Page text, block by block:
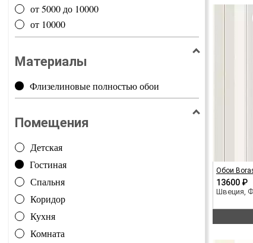
от 5000 до 10000
от 10000
Материалы
Флизелиновые полностью обои
Помещения
Детская
Гостиная
Спальня
Коридор
Кухня
Комната
Обои
13600 ₽
Швеция,